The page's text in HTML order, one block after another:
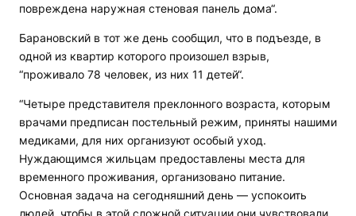
повреждена наружная стеновая панель дома“.
Барановский в тот же день сообщил, что в подъезде, в
одной из квартир которого произошел взрыв,
“проживало 78 человек, из них 11 детей“.
“Четыре представителя преклонного возраста, которым
врачами предписан постельный режим, приняты нашими
медиками, для них организуют особый уход.
Нуждающимся жильцам предоставлены места для
временного проживания, организовано питание.
Основная задача на сегодняшний день — успокоить
людей, чтобы в этой сложной ситуации они чувствовали